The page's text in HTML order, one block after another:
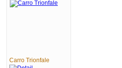
Carro Trionfale